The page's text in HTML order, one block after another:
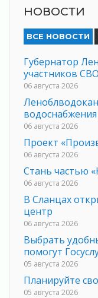
НОВОСТИ
ВСЕ НОВОСТИ
Губернатор
участников СВО
06 августа 2026
06 августа 2026
Проект
06 августа 2026
Стань частью
06 августа 2026
В Сланцах
центр
06 августа 2026
Выбрать
помогут
05 августа 2026
Планируйте
05 августа 2026